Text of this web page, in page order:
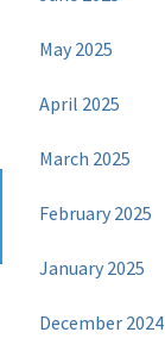
May 2025
April 2025
March 2025
February 2025
January 2025
December 2024